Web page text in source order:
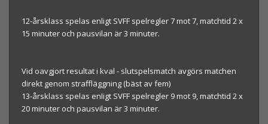
12-årsklass spelas enligt SVFF spelregler 7 mot 7, matchtid 2 x
15 minuter och pausvilan är 3 minuter.
Vid oavgjort resultat i kval - slutspelsmatch avgörs matchen
direkt genom straffläggning (bäst av fem)
13-årsklass spelas enligt SVFF spelregler 9 mot 9, matchtid 2 x
20 minuter och pausvilan är 3 minuter.